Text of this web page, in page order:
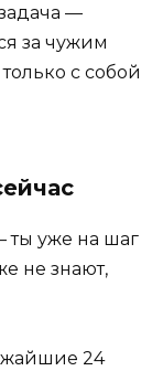
—
за чужим
с собой
ты уже на шаг
не знают,
24